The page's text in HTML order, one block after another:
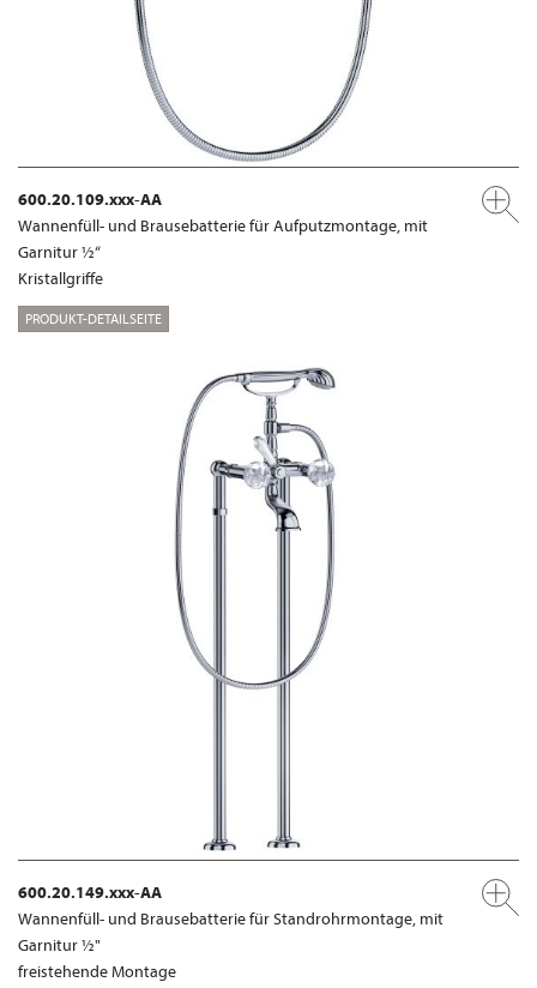
600.20.109.xxx-AA
Wannenfüll- und Brausebatterie für Aufputzmontage, mit
Garnitur ½“
Kristallgriffe
PRODUKT-DETAILSEITE
600.20.149.xxx-AA
Wannenfüll- und Brausebatterie für Standrohrmontage, mit
Garnitur ½"
freistehende Montage